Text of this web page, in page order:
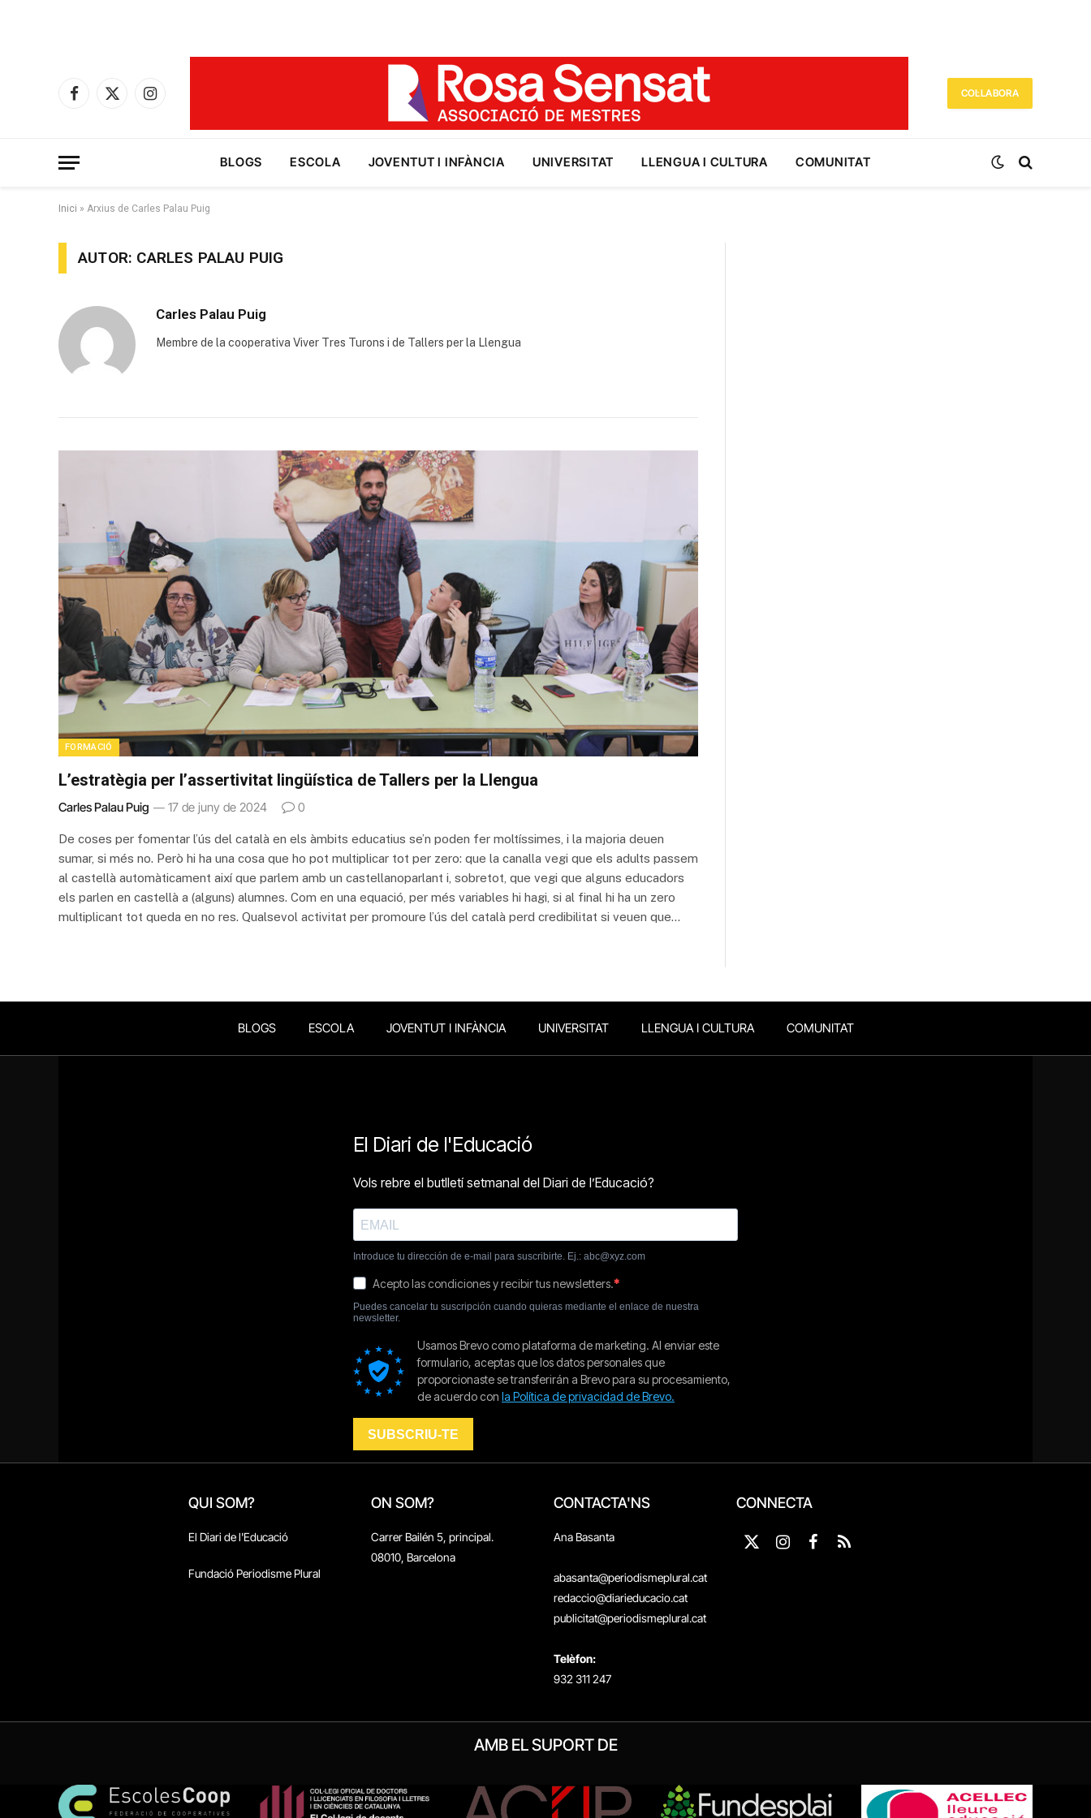
Facebook
X
Instagram
COL·LABORA
BLOGS ESCOLA JOVENTUT I INFÀNCIA UNIVERSITAT LLENGUA I CULTURA COMUNITAT
Inici » Arxius de Carles Palau Puig
AUTOR: CARLES PALAU PUIG
Carles Palau Puig
Membre de la cooperativa Viver Tres Turons i de Tallers per la Llengua
FORMACIÓ
L’estratègia per l’assertivitat lingüística de Tallers per la Llengua
Carles Palau Puig 17 de juny de 2024 0
De coses per fomentar l’ús del català en els àmbits educatius se’n poden fer moltíssimes, i la majoria deuen
sumar, si més no. Però hi ha una cosa que ho pot multiplicar tot per zero: que la canalla vegi que els adults passem
al castellà automàticament així que parlem amb un castellanoparlant i, sobretot, que vegi que alguns educadors
els parlen en castellà a (alguns) alumnes. Com en una equació, per més variables hi hagi, si al final hi ha un zero
multiplicant tot queda en no res. Qualsevol activitat per promoure l’ús del català perd credibilitat si veuen que…
BLOGS ESCOLA JOVENTUT I INFÀNCIA UNIVERSITAT LLENGUA I CULTURA COMUNITAT
QUI SOM?
El Diari de l'Educació
Fundació Periodisme Plural
ON SOM?
Carrer Bailén 5, principal.
08010, Barcelona
CONTACTA'NS
Ana Basanta
abasanta@periodismeplural.cat
redaccio@diarieducacio.cat
publicitat@periodismeplural.cat
Telèfon:
932 311 247
CONNECTA
X
InstagramFacebook
RSS
AMB EL SUPORT DE